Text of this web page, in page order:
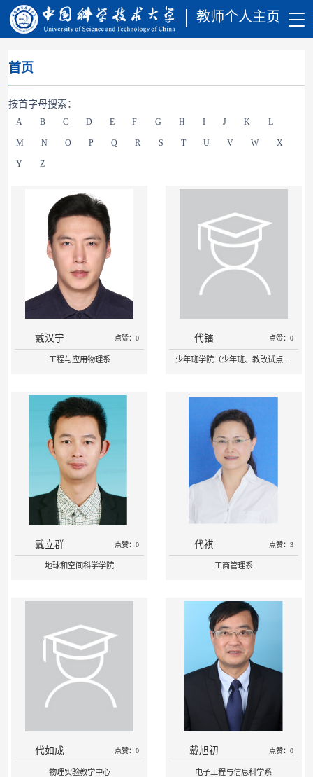
教师个人主页
首页
按首字母搜索：
A B C D E F G H I J K L
M N O P Q R S T U V W X
Y Z
戴汉宁 点赞：0
工程与应用物理系
代镭 点赞：0
少年班学院（少年班、教改试点班）
戴立群 点赞：0
地球和空间科学学院
代祺 点赞：3
工商管理系
代如成 点赞：0
物理实验教学中心
戴旭初 点赞：0
电子工程与信息科学系